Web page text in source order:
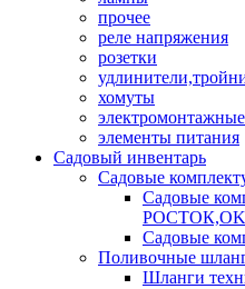
прочее
реле напряжения
розетки
хомуты
элементы питания
Садовый инвентарь
Садовые
Садовые
Садовые
Поливочные
Шланги